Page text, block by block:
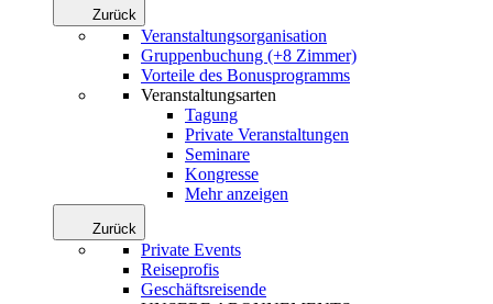
Zurück
Veranstaltungsorganisation
Gruppenbuchung (+8 Zimmer)
Vorteile des Bonusprogramms
Veranstaltungsarten
Tagung
Private Veranstaltungen
Seminare
Kongresse
Mehr anzeigen
Zurück
Private Events
Reiseprofis
Geschäftsreisende